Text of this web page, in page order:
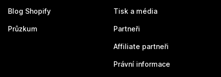
Blog Shopify
Průzkum
Tisk a média
Partneři
Affiliate partneři
Právní informace